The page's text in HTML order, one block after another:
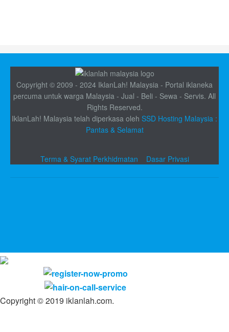
Copyright © 2009 - 2024 IklanLah! Malaysia - Portal iklaneka
percuma untuk warga Malaysia - Jual - Beli - Sewa - Servis. All
Rights Reserved.
IklanLah! Malaysia telah diperkasa oleh SSD Hosting Malaysia :
Pantas & Selamat
Terma & Syarat Perkhidmatan Dasar Privasi
Copyright © 2019 iklanlah.com.